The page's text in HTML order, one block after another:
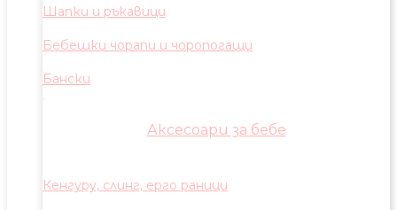
Шапки и ръкавици
Бебешки чорапи и чоропогащи
Бански
Аксесоари за бебе
Кенгуру, слинг, ерго раници